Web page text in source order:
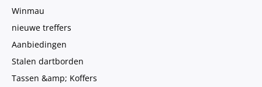
Winmau
nieuwe treffers
Aanbiedingen
Stalen dartborden
Tassen &amp; Koffers